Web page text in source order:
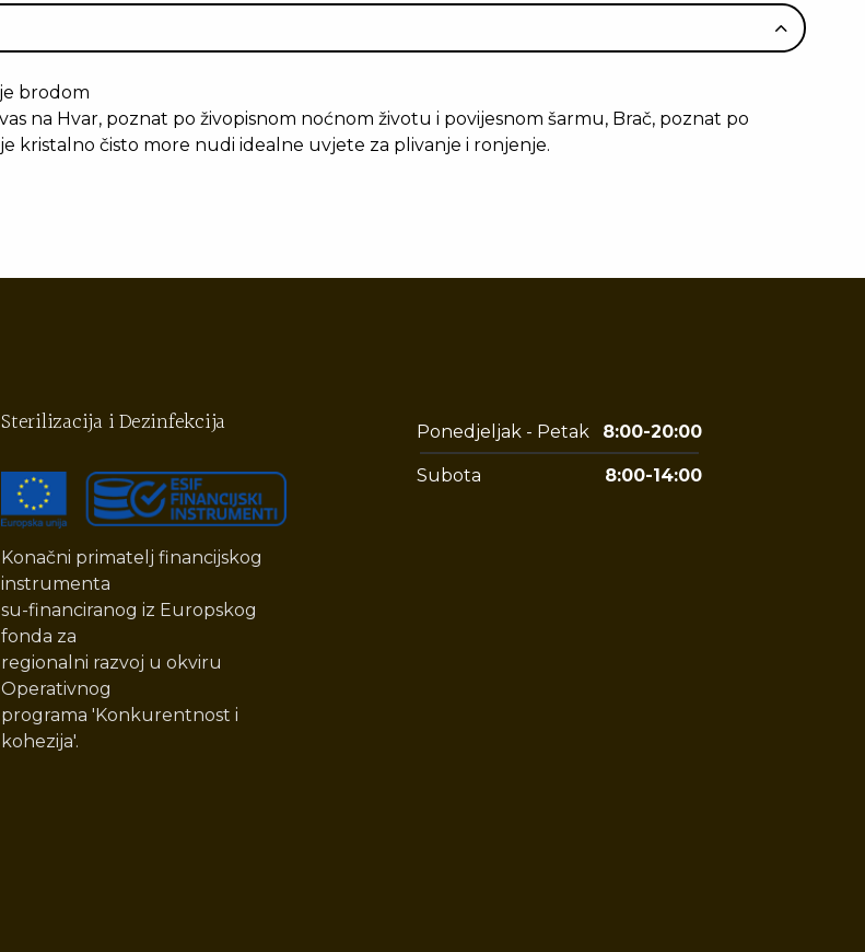
brodom
na Hvar, poznat po živopisnom noćnom životu i povijesnom šarmu, Brač, poznat po
kristalno čisto more nudi idealne uvjete za plivanje i ronjenje.
Sterilizacija i Dezinfekcija
Konačni primatelj financijskog
instrumenta
su-financiranog iz Europskog
fonda za
regionalni razvoj u okviru
Operativnog
programa 'Konkurentnost i
kohezija'.
Ponedjeljak - Petak 8:00-20:00
Subota 8:00-14:00